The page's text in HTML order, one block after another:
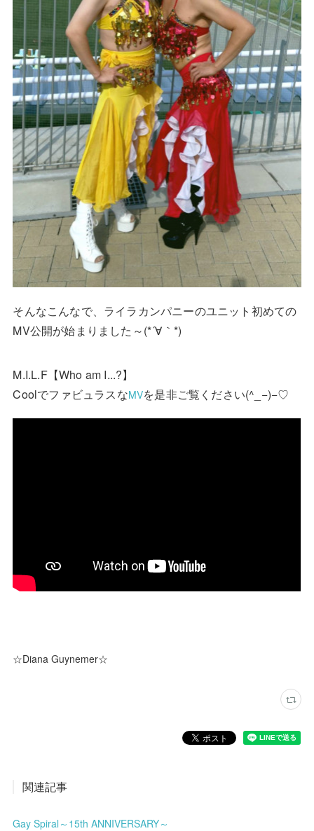
そんなこんなで、ライラカンパニーのユニット初めての
MV公開が始まりました～(*´∀｀*)
M.I.L.F【Who am I...?】
CoolでファビュラスなMVを是非ご覧ください(^_−)−♡
☆Diana Guynemer☆
関連記事
Gay Spiral～15th ANNIVERSARY～